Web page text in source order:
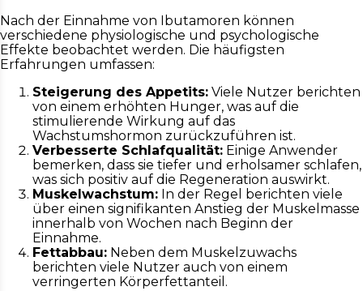
Nach der Einnahme von Ibutamoren können
verschiedene physiologische und psychologische
Effekte beobachtet werden. Die häufigsten
Erfahrungen umfassen:
Steigerung des Appetits: Viele Nutzer berichten
von einem erhöhten Hunger, was auf die
stimulierende Wirkung auf das
Wachstumshormon zurückzuführen ist.
Verbesserte Schlafqualität: Einige Anwender
bemerken, dass sie tiefer und erholsamer schlafen,
was sich positiv auf die Regeneration auswirkt.
Muskelwachstum: In der Regel berichten viele
über einen signifikanten Anstieg der Muskelmasse
innerhalb von Wochen nach Beginn der
Einnahme.
Fettabbau: Neben dem Muskelzuwachs
berichten viele Nutzer auch von einem
verringerten Körperfettanteil.